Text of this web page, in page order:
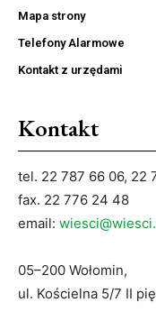
Mapa strony
Telefony Alarmowe
Kontakt z urzędami
Kontakt
tel. 22 787 66 06, 22
fax. 22 776 24 48
email:
05–200 Wołomin,
ul. Kościelna 5/7 II